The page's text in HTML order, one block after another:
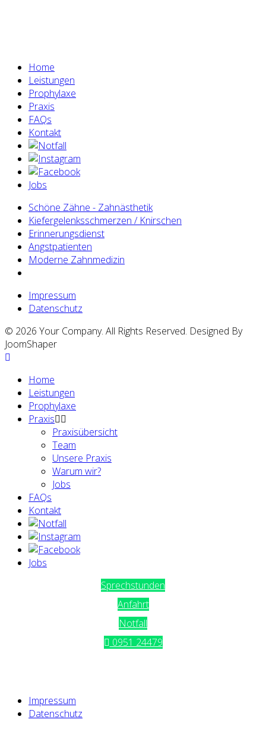
Home
Leistungen
Prophylaxe
Praxis
FAQs
Kontakt
Jobs
Schöne Zähne - Zahnästhetik
Kiefergelenksschmerzen / Knirschen
Erinnerungsdienst
Angstpatienten
Moderne Zahnmedizin
Impressum
Datenschutz
© 2026 Your Company. All Rights Reserved. Designed By
JoomShaper
Home
Leistungen
Prophylaxe
Praxis
Praxisübersicht
Team
Unsere Praxis
Warum wir?
Jobs
FAQs
Kontakt
Jobs
Sprechstunden
Anfahrt
Notfall
0951 24479
Impressum
Datenschutz